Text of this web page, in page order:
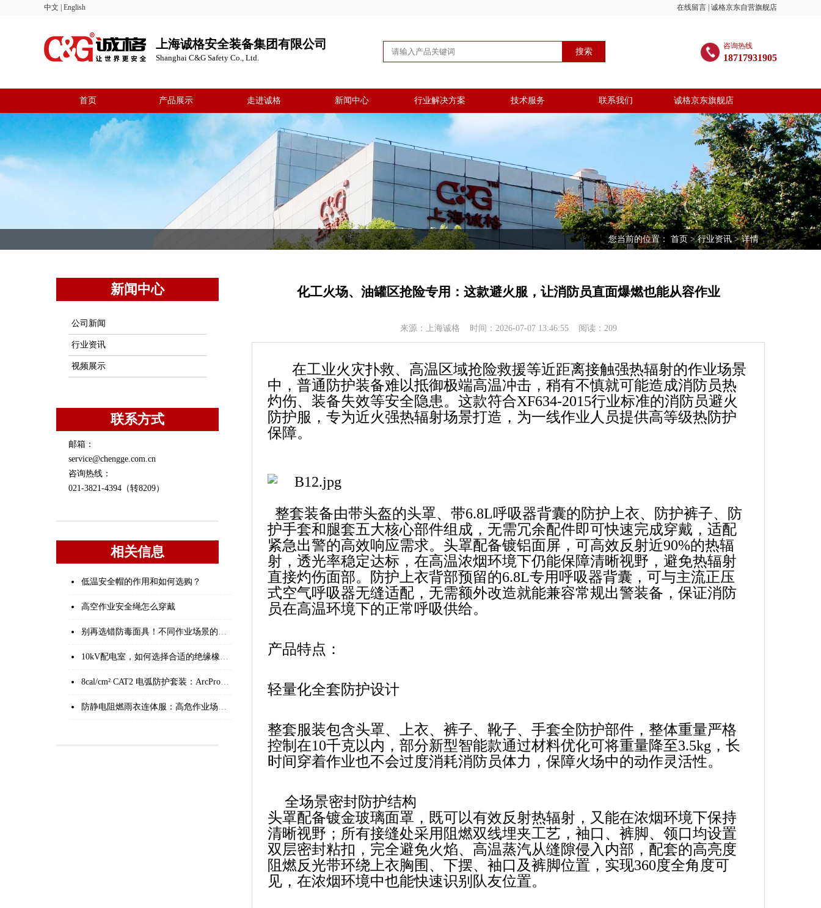
中文 English 在线留言 诚格京东自营旗舰店
上海诚格安全装备集团有限公司
Shanghai C&G Safety Co., Ltd.
搜索
咨询热线
18717931905
首页 产品展示 走进诚格 新闻中心 行业解决方案 技术服务 联系我们 诚格京东旗舰店
您当前的位置： 首页 >行业资讯 > 详情
新闻中心
公司新闻
行业资讯
视频展示
联系方式
邮箱：
service@chengge.com.cn
咨询热线：
021-3821-4394（转8209）
相关信息
低温安全帽的作用和如何选购？
高空作业安全绳怎么穿戴
别再选错防毒面具！不同作业场景的面罩+滤件精准搭配手册
10kV配电室，如何选择合适的绝缘橡胶垫？
8cal/cm² CAT2 电弧防护套装：ArcPro-CT/P-8 荧光黄拼色款专业解析
防静电阻燃雨衣连体服：高危作业场景的全天候防护屏障
化工火场、油罐区抢险专用：这款避火服，让消防员直面爆燃也能从容作业
来源：上海诚格 时间：2026-07-07 13:46:55 阅读： 209
在工业火灾扑救、高温区域抢险救援等近距离接触强热辐射的作业场景
中，普通防护装备难以抵御极端高温冲击，稍有不慎就可能造成消防员热
灼伤、 装备失效等安全隐患。这款符合XF634-2015行业标准的消防员避火
防护服，专为近火强热辐射场景打造，为一线作业人员提供高等级热防护
保障。
整套装备由带头盔的头罩、带6.8L呼吸器背囊的防护上衣、防护裤子、防
护手套和腿套五大核心部件组成，无需冗余配件即可快速完成穿戴，适配
紧急出警的高效响应需求。头罩配备镀铝面屏，可高效反射近90%的热辐
射，透光率稳定达标，在高温浓烟环境下仍能保障清晰视野，避免热辐射
直接灼伤面部。防护上衣背部预留的6.8L专用呼吸器背囊，可与主流正压
式空气呼吸器无缝适配，无需额外改造就能兼容常规出警装备，保证消防
员在高温环境下的正常呼吸供给。
产品特点：
‌轻量化全套防护设计‌
整套服装包含头罩、上衣、裤子、靴子、手套全防护部件，整体重量严格
控制在10千克以内，部分新型智能款通过材料优化可将重量降至3.5kg，长
时间 穿着作业也不会过度消耗消防员体力，保障火场中的动作灵活性。
全场景密封防护结构‌
头罩配备镀金玻璃面罩，既可以有效反射热辐射，又能在浓烟环境下保持
清晰视野；所有接缝处采用阻燃双线埋夹工艺，袖口、裤脚、领口均设置
双层密封粘扣，完全避免火焰、高温蒸汽从缝隙侵入内部，配套的高亮度
阻燃反光带环绕上衣胸围、下摆、袖口及裤脚位置，实现360度全角度可
见，在浓烟环境中也能快速识别队友位置。